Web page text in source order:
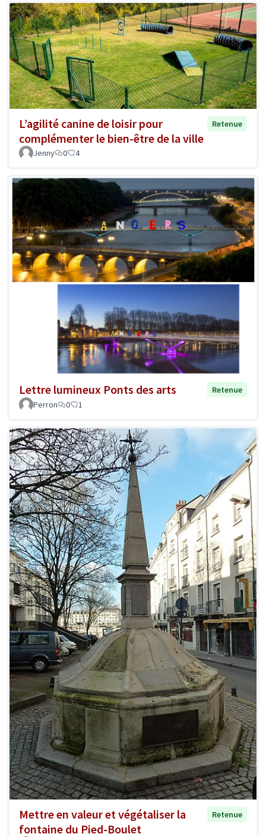
L’agilité canine de loisir pour
complémenter le bien-être de la ville
Retenue
Jenny 0 4
Lettre lumineux Ponts des arts
Retenue
Perron
0 1
Mettre en valeur et végétaliser la
fontaine du Pied-Boulet
Retenue